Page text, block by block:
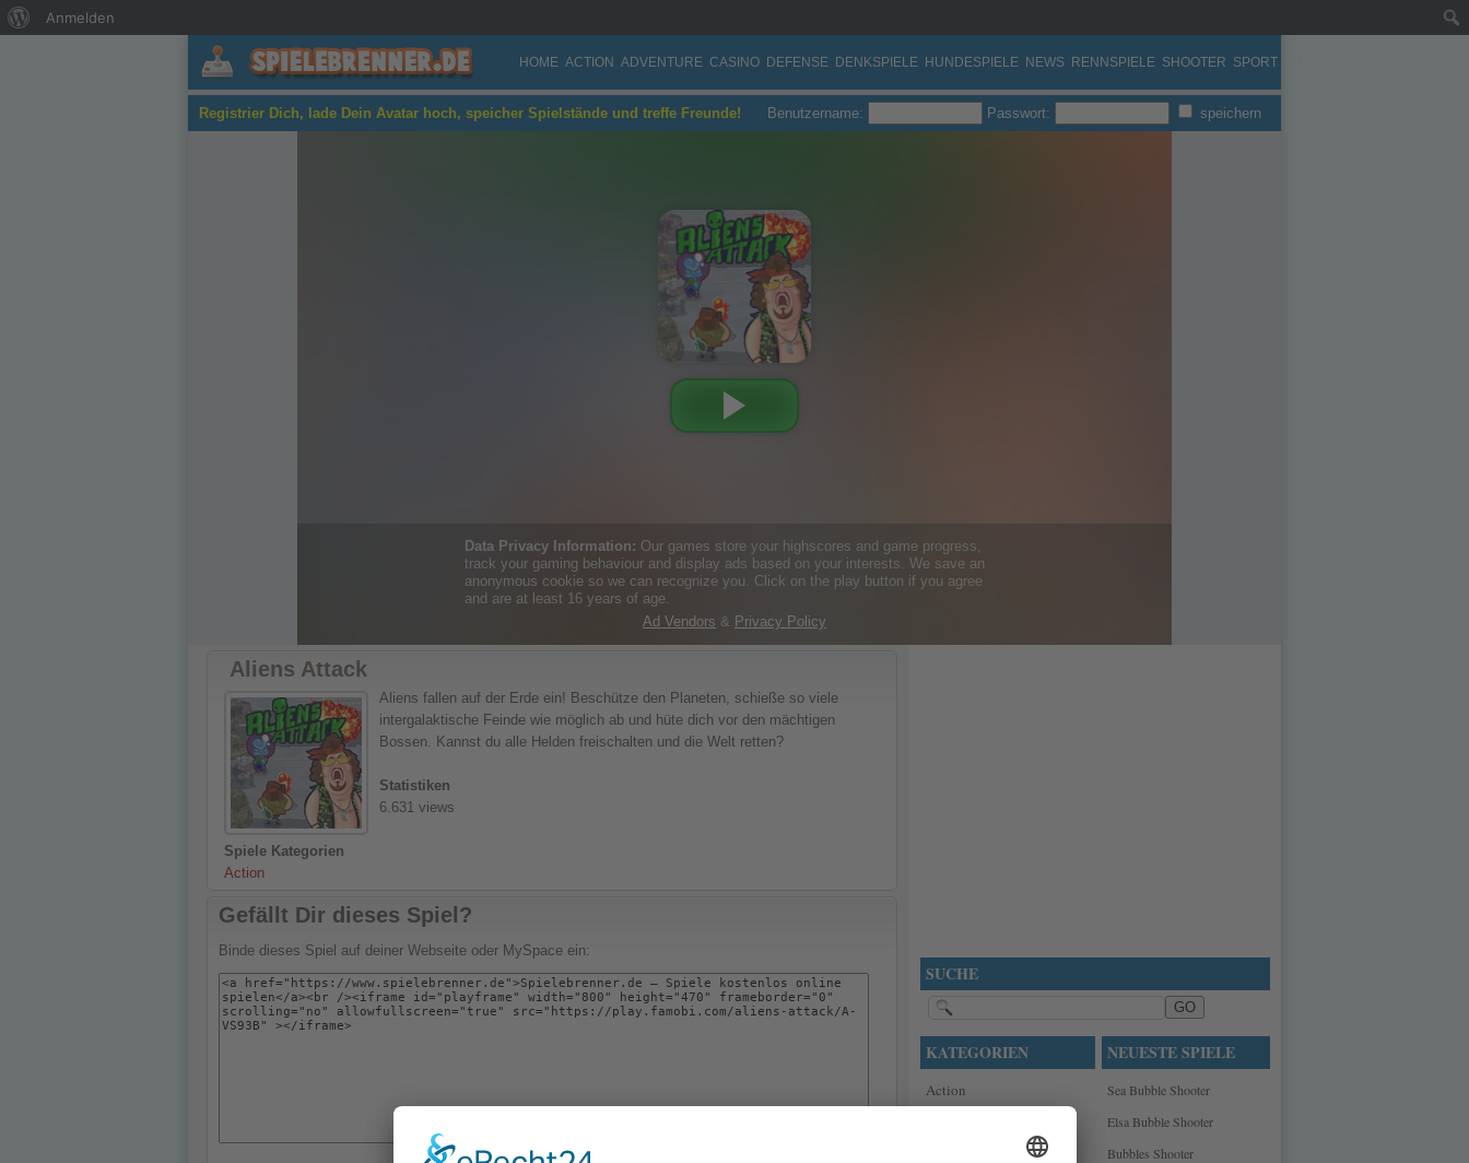
Aliens Attack
HOME ACTION ADVENTURE CASINO DEFENSE DENKSPIELE HUNDESPIELE NEWS RENNSPIELE SHOOTER SPORT
Registrier Dich, lade Dein Avatar hoch, speicher Spielstände und treffe Freunde! Benutzername: Passwort: speichern
Aliens Attack
Aliens fallen auf der Erde ein! Beschütze den Planeten, schieße so viele
intergalaktische Feinde wie möglich ab und hüte dich vor den mächtigen
Bossen. Kannst du alle Helden freischalten und die Welt retten?
Statistiken
6.631 views
Spiele Kategorien
Action
Gefällt Dir dieses Spiel?
Binde dieses Spiel auf deiner Webseite oder MySpace ein:
SUCHE
NEUESTE SPIELE
Sea Bubble Shooter
Elsa Bubble Shooter
Bubbles Shooter
KATEGORIEN
Action
Über
Anmelden